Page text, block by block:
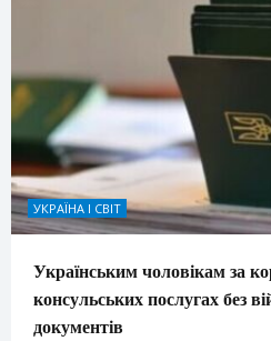
УКРАЇНА І СВІТ
Українським чоловікам за
консульських послугах без
документів